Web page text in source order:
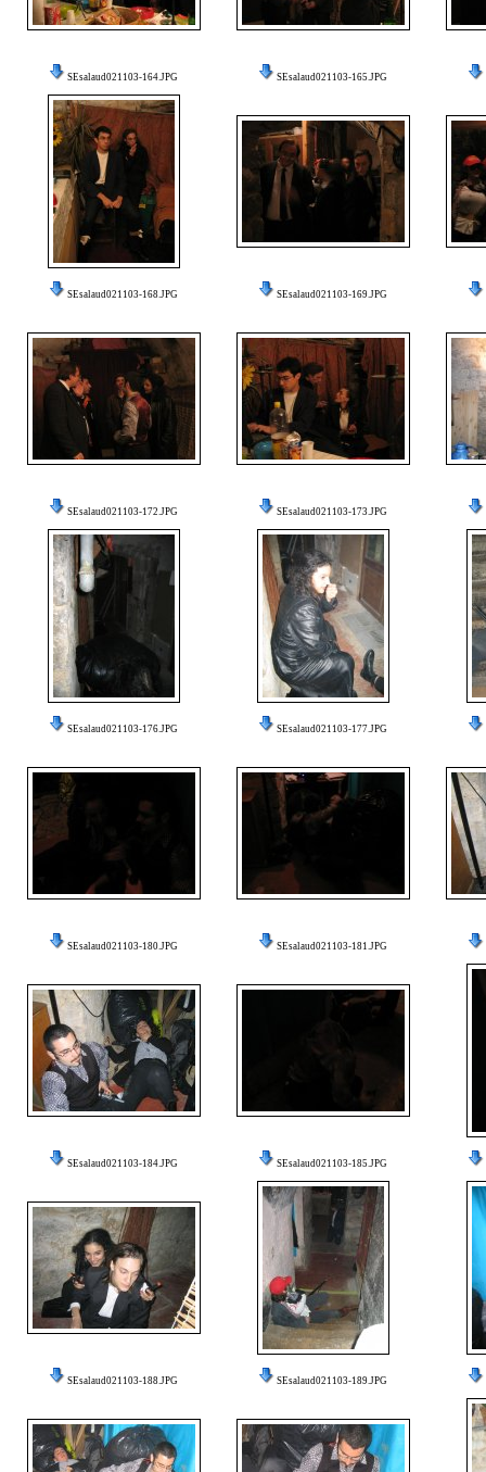
SEsalaud021103-164.JPG SEsalaud021103-165.JPG
SEsalaud021103-168.JPG SEsalaud021103-169.JPG
SEsalaud021103-172.JPG SEsalaud021103-173.JPG
SEsalaud021103-176.JPG SEsalaud021103-177.JPG
SEsalaud021103-180.JPG SEsalaud021103-181.JPG
SEsalaud021103-184.JPG SEsalaud021103-185.JPG
SEsalaud021103-188.JPG SEsalaud021103-189.JPG